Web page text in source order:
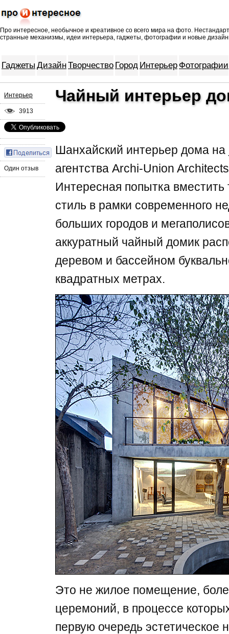
Про интересное, необычное и креативное со всего мира на фото.
странные механизмы, идеи интерьера, гаджеты, фотографии и новые
Гаджеты ДизайнТворчество Город Интерьер Фотографии
Интерьер
3913
Один отзыв
Чайный интерьер
Шанхайский интерьер дома на
агентства Archi-Union
Интересная попытка вместить
стиль в рамки современного
больших городов и
аккуратный чайный домик
деревом и бассейном
квадратных метрах.
Это не жилое помещение,
церемоний, в процессе
первую очередь эстетическое